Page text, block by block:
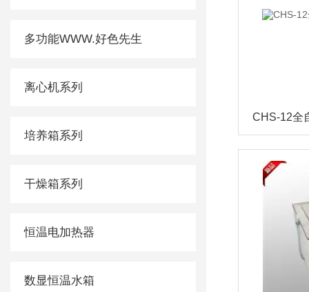
多功能WWW.好色先生
离心机系列
培养箱系列
干燥箱系列
恒温电加热器
数显恒温水箱